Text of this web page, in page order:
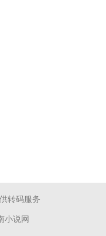
转码服务
小说网